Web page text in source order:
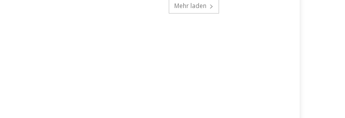
Mehr laden